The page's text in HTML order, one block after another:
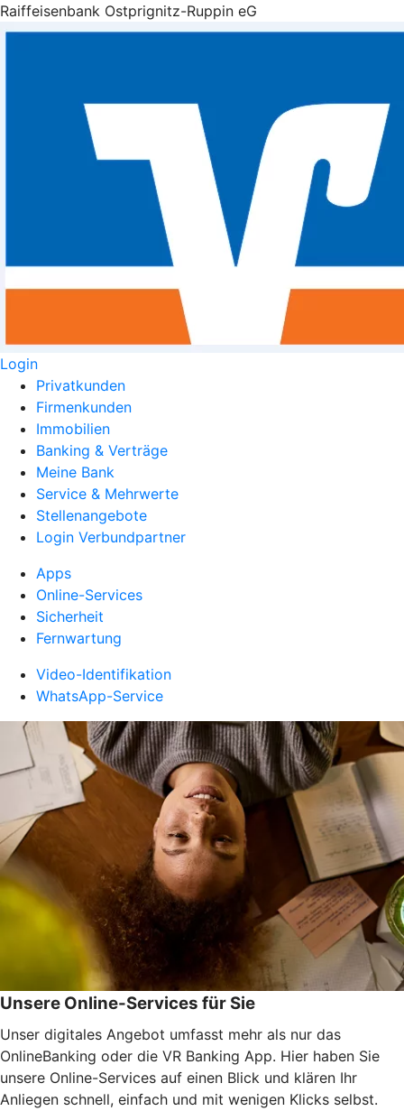
Raiffeisenbank Ostprignitz-Ruppin eG
Login
Privatkunden
Firmenkunden
Immobilien
Banking & Verträge
Meine Bank
Service & Mehrwerte
Stellenangebote
Login Verbundpartner
Apps
Online-Services
Sicherheit
Fernwartung
Video-Identifikation
WhatsApp-Service
Unsere Online-Services für Sie
Unser digitales Angebot umfasst mehr als nur das
OnlineBanking oder die VR Banking App. Hier haben Sie
unsere Online-Services auf einen Blick und klären Ihr
Anliegen schnell, einfach und mit wenigen Klicks selbst.